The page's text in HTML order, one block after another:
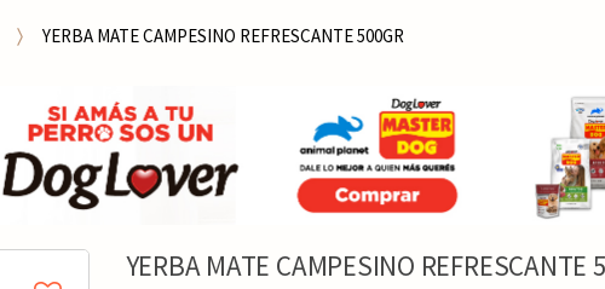
YERBA MATE CAMPESINO REFRESCANTE 500GR
YERBA MATE CAMPESINO REFRESCANTE